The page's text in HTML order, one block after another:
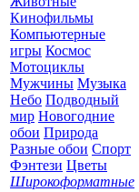
Кинофильмы
Компьютерные
игры Космос
Мотоциклы
Мужчины Музыка
Небо Подводный
мир Новогодние
обои Природа
Разные обои Спорт
Фэнтези Цветы
Широкоформатные